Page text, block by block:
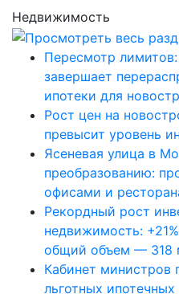
Недвижимость
Пересмотр
завершает
ипотеки для
Рост цен на
превысит уровень
Ясеневая улица в
преобразованию:
офисами и
Рекордный рост
недвижимость:
общий объем — 318
Кабинет министров
льготных